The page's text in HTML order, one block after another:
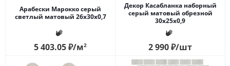
Арабески Марокко серый
светлый матовый 26x30x0,7
5 403.05₽/м2
Декор Касабланка наборный
серый матовый обрезной
30x25x0,9
2 990₽/шт